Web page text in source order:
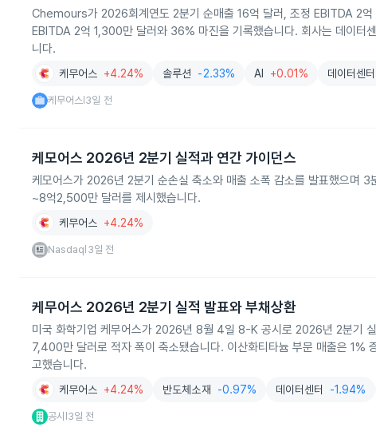
Chemours가 2026회계연도 2분기 순매출 16억 달러, 조정 EBITDA
EBITDA 2억 1,300만 달러와 36% 마진을 기록했습니다. 회사는 데이터
니다.
케무어스 +4.24% 솔루션 -2.33% AI +0.01% 데이터센터
케무어스 3일 전
케모어스 2026년 2분기 실적과 연간 가이던스
케모어스가 2026년 2분기 순손실 축소와 매출 소폭 감소를 발표했으며
~8억2,500만 달러를 제시했습니다.
케무어스 +4.24%
Nasdaq 3일 전
케무어스 2026년 2분기 실적 발표와 부채상환
미국 화학기업 케무어스가 2026년 8월 4일 8-K 공시로 2026년 2분기
7,400만 달러로 적자 폭이 축소됐습니다. 이산화티타늄 부문 매출은
고했습니다.
케무어스 +4.24% 반도체소재 -0.97% 데이터센터 -1.94%
공시 3일 전